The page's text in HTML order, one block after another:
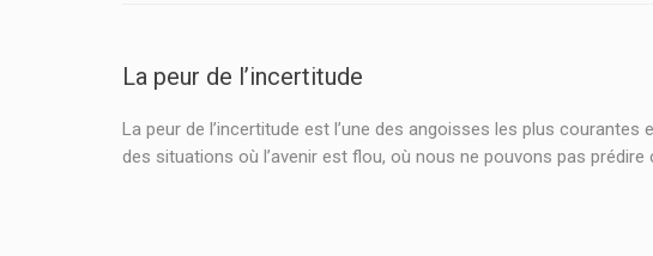
La peur de l’incertitude
La peur de l’incertitude est l’une des angoisses les plus
des situations où l’avenir est flou, où nous ne pouvons pas